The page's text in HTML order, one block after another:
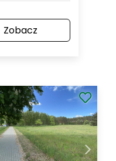
Zobacz